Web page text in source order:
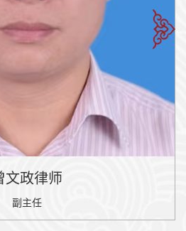
曾文政律师
副主任